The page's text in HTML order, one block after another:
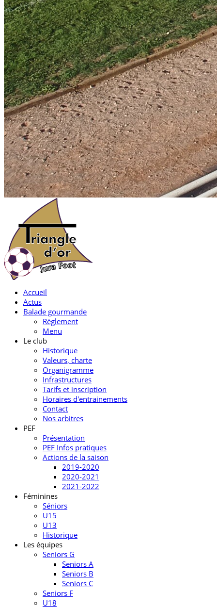
Accueil
Actus
Balade gourmande
Règlement
Menu
Le club
Historique
Valeurs, charte
Organigramme
Infrastructures
Tarifs et inscription
Horaires d'entrainements
Contact
Nos arbitres
PEF
Présentation
PEF Infos pratiques
Actions de la saison
2019-2020
2020-2021
2021-2022
Féminines
Séniors
U15
U13
Historique
Les équipes
Seniors G
Seniors A
Seniors B
Seniors C
Seniors F
U18